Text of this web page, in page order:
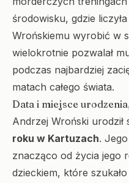
środowisku, gdzie
Wrońskiemu wyrobić w
wielokrotnie pozwalał
podczas najbardziej
matach całego świata.
Data i miejsce
Andrzej Wroński urodził
roku w Kartuzach.
znacząco od życia jego
dzieckiem, które